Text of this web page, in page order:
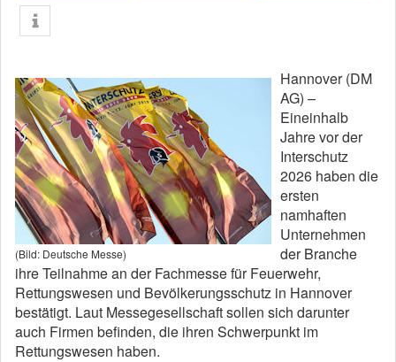
(Bild: Deutsche Messe)
Hannover (DM
AG) –
Eineinhalb
Jahre vor der
Interschutz
2026 haben die
ersten
namhaften
Unternehmen
der Branche
ihre Teilnahme an der Fachmesse für Feuerwehr,
Rettungswesen und Bevölkerungsschutz in Hannover
bestätigt. Laut Messegesellschaft sollen sich darunter
auch Firmen befinden, die ihren Schwerpunkt im
Rettungswesen haben.